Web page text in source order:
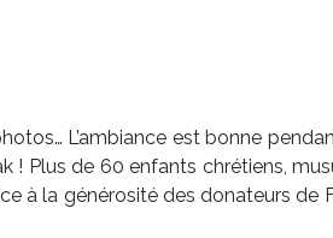
L’ambiance est bonne
! Plus de 60 enfants chrétiens,
à la générosité des donateurs de